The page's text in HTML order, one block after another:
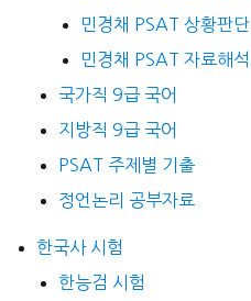
민경채 PSAT 상황판단
민경채 PSAT 자료해석
국가직 9급 국어
지방직 9급 국어
PSAT 주제별 기출
정언논리 공부자료
한국사 시험
한능검 시험